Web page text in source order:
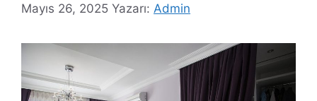
Mayıs 26, 2025 Yazarı: Admin